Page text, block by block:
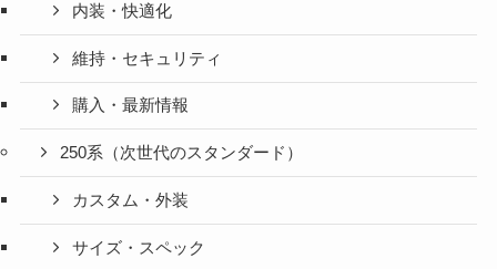
内装・快適化
維持・セキュリティ
購入・最新情報
250系（次世代のスタンダード）
カスタム・外装
サイズ・スペック